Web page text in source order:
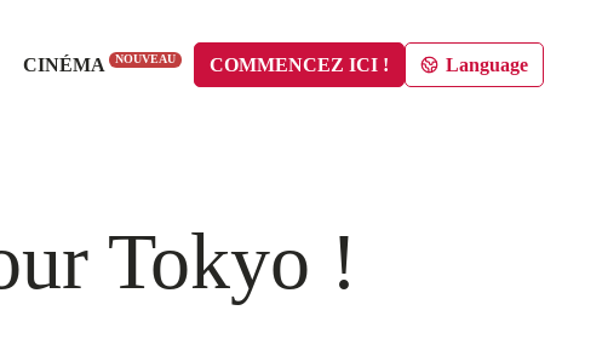
CINÉMA NOUVEAU COMMENCEZ ICI ! Language
Tokyo !